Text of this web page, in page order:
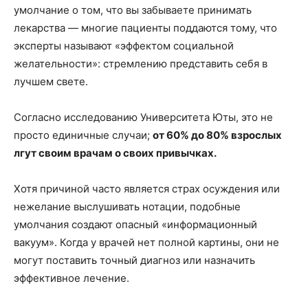
умолчание о том, что вы забываете принимать
лекарства — многие пациенты поддаются тому, что
эксперты называют «эффектом социальной
желательности»: стремлению представить себя в
лучшем свете.
Согласно исследованию Университета Юты, это не
просто единичные случаи; от 60% до 80% взрослых
лгут своим врачам о своих привычках.
Хотя причиной часто является страх осуждения или
нежелание выслушивать нотации, подобные
умолчания создают опасный «информационный
вакуум». Когда у врачей нет полной картины, они не
могут поставить точный диагноз или назначить
эффективное лечение.